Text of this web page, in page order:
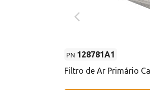
PN 128781A1
Filtro de Ar Primário